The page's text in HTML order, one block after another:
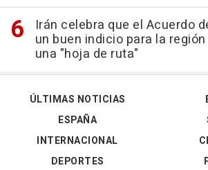
Irán celebra que el Acuerdo
un buen indicio para la
una "hoja de ruta"
ÚLTIMAS NOTICIAS
ESPAÑA
INTERNACIONAL
DEPORTES